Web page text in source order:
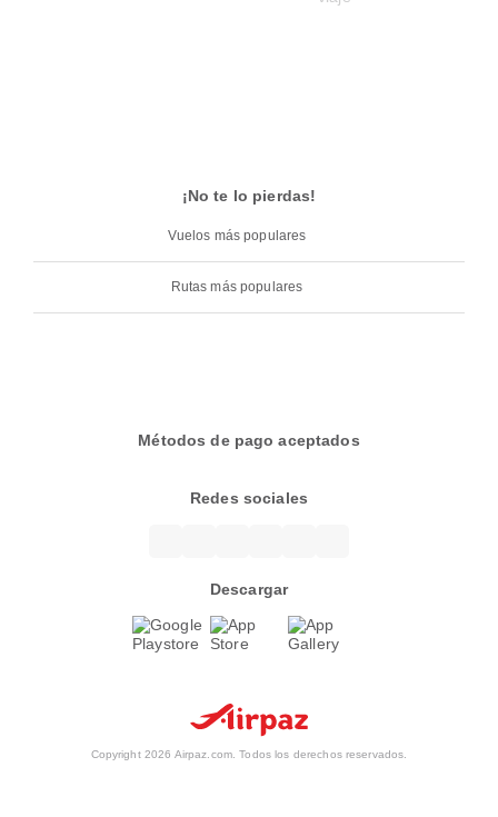
¡No te lo pierdas!
Vuelos más populares
Rutas más populares
Métodos de pago aceptados
Redes sociales
Descargar
Copyright 2026 Airpaz.com. Todos los derechos reservados.